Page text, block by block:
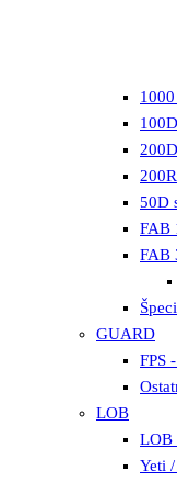
50D
FAB
FAB
GUARD
FPS
LOB
LOB
Yeti